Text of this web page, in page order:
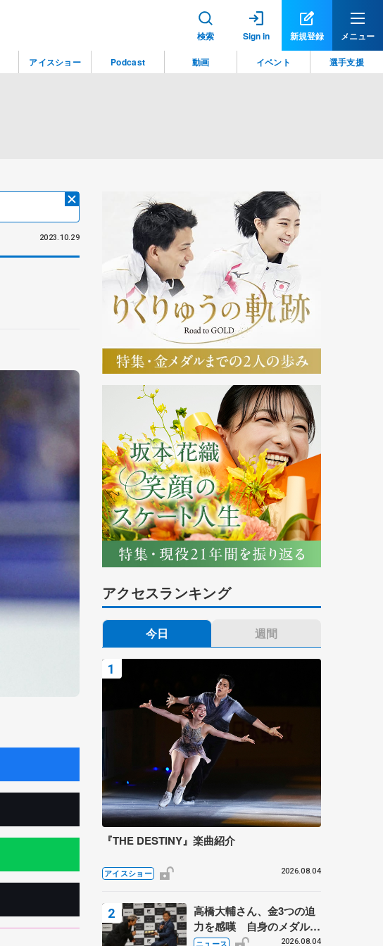
検索 Sign in 新規登録 メニュー
2023.10.29
アクセスランキング
今日 週間
『THE DESTINY』楽曲紹介
アイスショー 2026.08.04
高橋大輔さん、金3つの迫
力を感嘆 自身のメダルは
「どちらに？」 〝リス兄
ニュース 2026.08.04
アイスショー Podcast 動画 イベント 選手支援